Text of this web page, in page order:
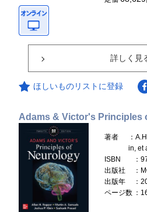
詳しく見
ほしいものリストに登録
Adams & Victor's Principles
著者
：
in, et
ISBN
：
出版社
：
出版年
：
ページ数 ：